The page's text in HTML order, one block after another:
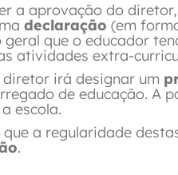
a aprovação do
declaração (em
que o educador
atividades extra-
diretor irá designar um
de educação. A
escola.
que a regularidade
.